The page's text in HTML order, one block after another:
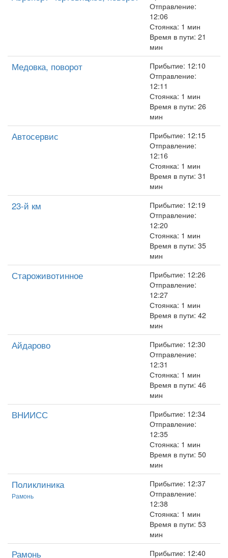
Отправление:
12:06
Стоянка: 1 мин
Время в пути: 21
мин
Медовка, поворот
Прибытие: 12:10
Отправление:
12:11
Стоянка: 1 мин
Время в пути: 26
мин
Автосервис
Прибытие: 12:15
Отправление:
12:16
Стоянка: 1 мин
Время в пути: 31
мин
23-й км
Прибытие: 12:19
Отправление:
12:20
Стоянка: 1 мин
Время в пути: 35
мин
Староживотинное
Прибытие: 12:26
Отправление:
12:27
Стоянка: 1 мин
Время в пути: 42
мин
Айдарово
Прибытие: 12:30
Отправление:
12:31
Стоянка: 1 мин
Время в пути: 46
мин
ВНИИСС
Прибытие: 12:34
Отправление:
12:35
Стоянка: 1 мин
Время в пути: 50
мин
Поликлиника
Рамонь
Прибытие: 12:37
Отправление:
12:38
Стоянка: 1 мин
Время в пути: 53
мин
Рамонь Прибытие: 12:40